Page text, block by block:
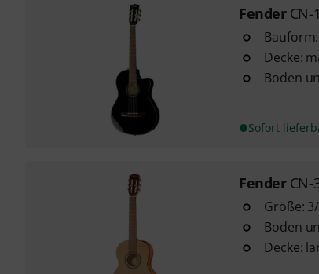
Fender CN-
Decke:
Boden
Sofort
Fender CN-
Größe:
Boden
Decke: